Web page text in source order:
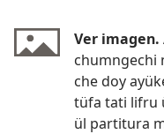
Ver imagen.
chumngechi
che doy
tüfa tati lifru
ül partitura